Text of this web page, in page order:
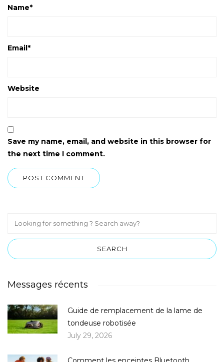
Name*
Email*
Website
Save my name, email, and website in this browser for
the next time I comment.
Messages récents
Guide de remplacement de la lame de
tondeuse robotisée
July 29, 2026